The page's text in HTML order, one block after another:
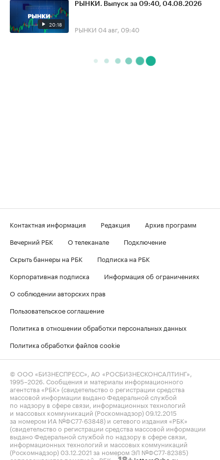
20:18
РЫНКИ. Выпуск за 09:40, 04.08.2026
РЫНКИ 04 авг, 09:40
Контактная информация Редакция
Архив программ
Вечерний РБК
О телеканале
Подключение
Скрыть баннеры на РБК
Подписка на РБК
Корпоративная подписка
Информация об ограничениях
О соблюдении авторских прав
Пользовательское соглашение
Политика в отношении обработки персональных данных
Политика обработки файлов cookie
© ООО «БИЗНЕСПРЕСС», АО «РОСБИЗНЕСКОНСАЛТИНГ»,
1995–2026 . Сообщения и материалы информационного
агентства «РБК» (свидетельство о регистрации средства
массовой информации выдано Федеральной службой
по надзору в сфере связи, информационных технологий
и массовых коммуникаций (Роскомнадзор) 09.12.2015
за номером ИА №ФС77-63848) и сетевого издания «РБК»
(свидетельство о регистрации средства массовой информации
выдано Федеральной службой по надзору в сфере связи,
информационных технологий и массовых коммуникаций
(Роскомнадзор) 03.12.2021 за номером ЭЛ №ФС77-82385)